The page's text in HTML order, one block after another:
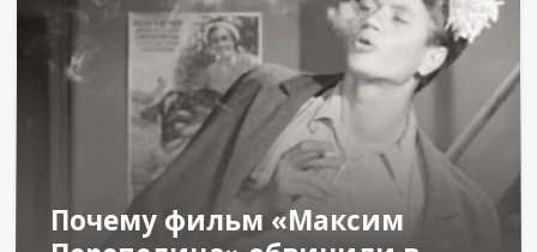
Почему фильм «Максим